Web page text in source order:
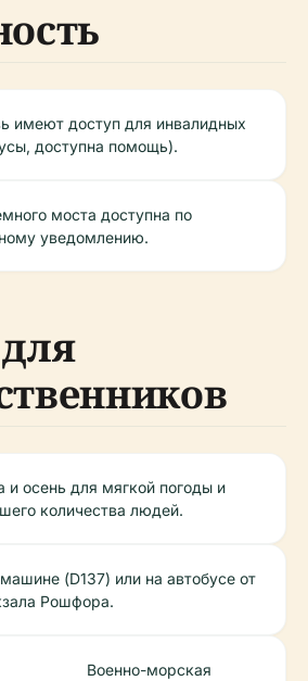
имеют доступ для инвалидных
доступна помощь).
моста доступна по
уведомлению.
и осень для мягкой погоды и
количества людей.
(D137) или на автобусе от
Рошфора.
Военно-морская